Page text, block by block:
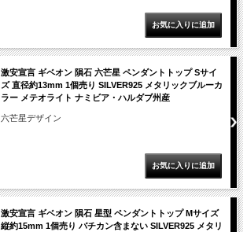
激安宣言 ギベオン 隕石 六芒星 ペンダントトップ Sサイ
ズ 直径約13mm 1個売り SILVER925 メタリックブルーカ
ラー メテオライト ナミビア・ハルダブ州産
六芒星デザイン
激安宣言 ギベオン 隕石 星型 ペンダントトップ Mサイズ
縦約15mm 1個売り バチカン含まない SILVER925 メタリ